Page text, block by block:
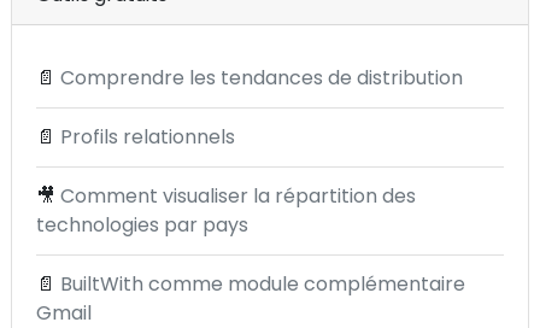
📄 Comprendre les tendances de distribution
📄 Profils relationnels
🎥 Comment visualiser la répartition des
technologies par pays
📄 BuiltWith comme module complémentaire
Gmail